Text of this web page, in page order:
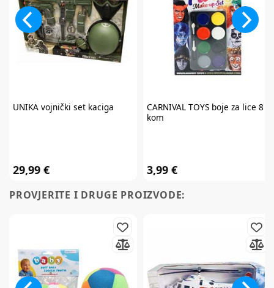
UNIKAvojnički set kaciga
29,99 €
CARNIVAL TOYSboje za lice 8
kom
3,99 €
PROVJERITE I DRUGE PROIZVODE: